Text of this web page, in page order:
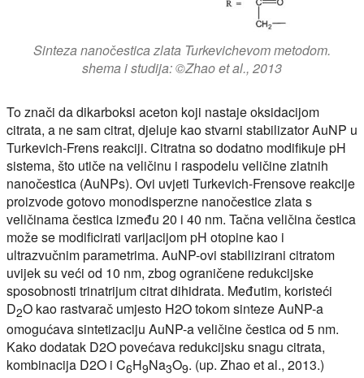
Sinteza nanočestica zlata Turkevichevom metodom.
shema i studija: ©Zhao et al., 2013
To znači da dikarboksi aceton koji nastaje oksidacijom
citrata, a ne sam citrat, djeluje kao stvarni stabilizator AuNP u
Turkevich-Frens reakciji. Citratna so dodatno modifikuje pH
sistema, što utiče na veličinu i raspodelu veličine zlatnih
nanočestica (AuNPs). Ovi uvjeti Turkevich-Frensove reakcije
proizvode gotovo monodisperzne nanočestice zlata s
veličinama čestica između 20 i 40 nm. Tačna veličina čestica
može se modificirati varijacijom pH otopine kao i
ultrazvučnim parametrima. AuNP-ovi stabilizirani citratom
uvijek su veći od 10 nm, zbog ograničene redukcijske
sposobnosti trinatrijum citrat dihidrata. Međutim, koristeći
D2O kao rastvarač umjesto H2O tokom sinteze AuNP-a
omogućava sintetizaciju AuNP-a veličine čestica od 5 nm.
Kako dodatak D2O povećava redukcijsku snagu citrata,
kombinacija D2O i C6H9Na3O9. (up. Zhao et al., 2013.)